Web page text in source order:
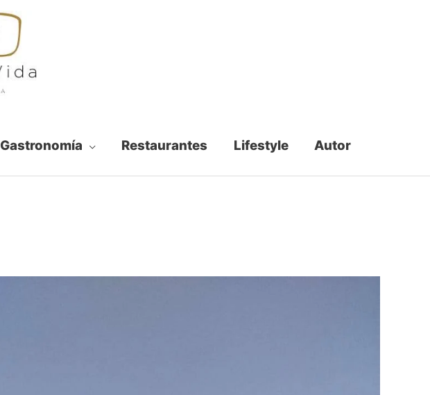
Gastronomía Restaurantes Lifestyle Autor